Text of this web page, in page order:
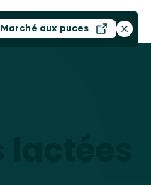
Marché aux pucesOuvrir dans un